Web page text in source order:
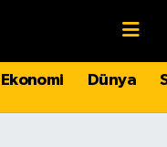
Ekonomi Dünya